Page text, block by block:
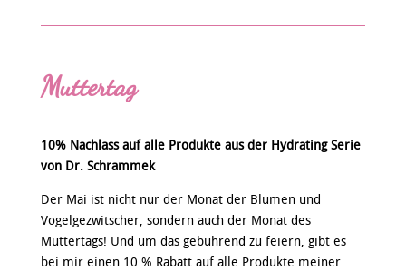
Muttertag
10% Nachlass auf alle Produkte aus der Hydrating Serie
von Dr. Schrammek
Der Mai ist nicht nur der Monat der Blumen und
Vogelgezwitscher, sondern auch der Monat des
Muttertags! Und um das gebührend zu feiern, gibt es
bei mir einen 10 % Rabatt auf alle Produkte meiner